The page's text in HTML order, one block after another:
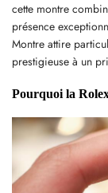
cette montre
présence
Montre attire
prestigieuse à un
Pourquoi la